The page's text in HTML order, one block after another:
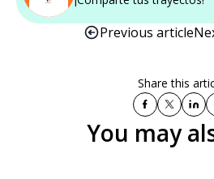
Previous article
Share this
You may